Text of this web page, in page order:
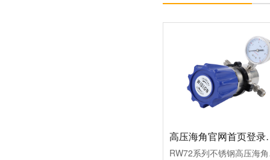
高压海
RW72系列不